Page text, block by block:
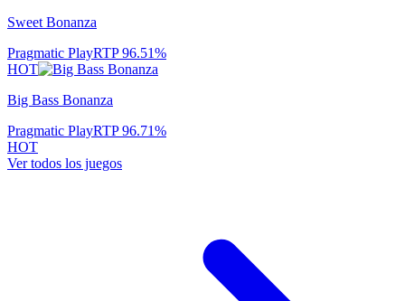
Sweet Bonanza
Pragmatic PlayRTP96.51%
HOT
Big Bass Bonanza
Pragmatic PlayRTP96.71%
HOT
Ver todos los juegos